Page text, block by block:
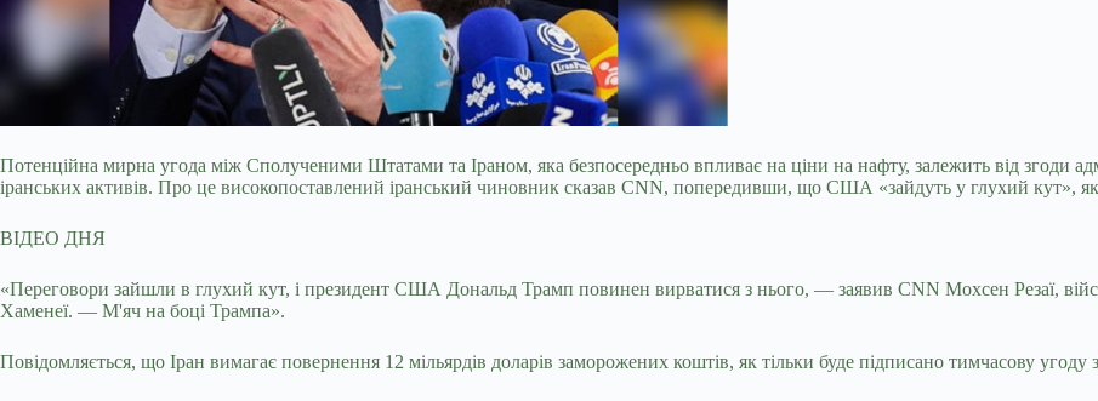
Потенційна мирна угода між Сполученими Штатами та Іраном, яка безпосередньо впливає на ціни на нафту, залежить від згоди
іранських активів. Про це високопоставлений іранський чиновник сказав CNN, попередивши, що США «зайдуть у глухий кут»,
ВІДЕО ДНЯ
«Переговори зайшли в глухий кут, і президент США Дональд Трамп повинен вирватися з нього, — заявив CNN Мохсен Резаї,
Хаменеї. — М'яч на боці Трампа».
Повідомляється, що Іран вимагає повернення 12 мільярдів доларів заморожених коштів, як тільки буде підписано тимчасову